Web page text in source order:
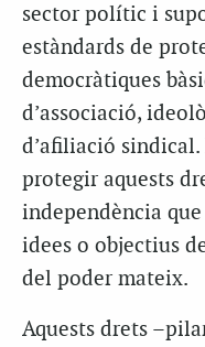
sector polític i
estàndards de
democràtiques
d’associació,
d’afiliació sindical.
protegir aquests
independència
idees o objectius
del poder mateix.
Aquests drets